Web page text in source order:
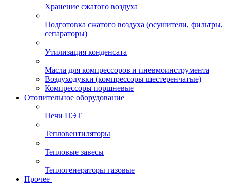
Хранение сжатого воздуха
Подготовка сжатого воздуха (осушители, фильтры,
сепараторы)
Утилизация конденсата
Масла для компрессоров и пневмоинструмента
Воздуходувки (компрессоры шестеренчатые)
Компрессоры поршневые
Отопительное оборудование
Печи ПЭТ
Тепловентиляторы
Тепловые завесы
Теплогенераторы газовые
Прочее